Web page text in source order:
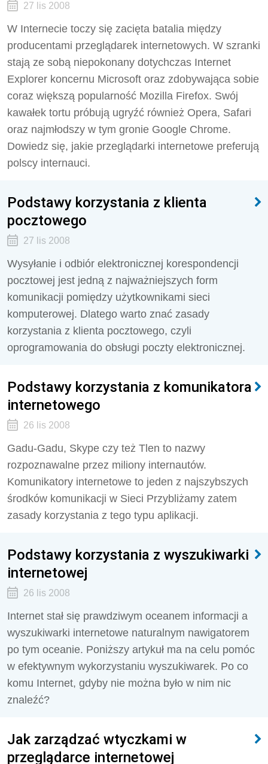
27 lis 2008
W Internecie toczy się zacięta batalia między
producentami przeglądarek internetowych. W szranki
stają ze sobą niepokonany dotychczas Internet
Explorer koncernu Microsoft oraz zdobywająca sobie
coraz większą popularność Mozilla Firefox. Swój
kawałek tortu próbują ugryźć również Opera, Safari
oraz najmłodszy w tym gronie Google Chrome.
Dowiedz się, jakie przeglądarki internetowe preferują
polscy internauci.
Podstawy korzystania z klienta
pocztowego
27 lis 2008
Wysyłanie i odbiór elektronicznej korespondencji
pocztowej jest jedną z najważniejszych form
komunikacji pomiędzy użytkownikami sieci
komputerowej. Dlatego warto znać zasady
korzystania z klienta pocztowego, czyli
oprogramowania do obsługi poczty elektronicznej.
Podstawy korzystania z komunikatora
internetowego
26 lis 2008
Gadu-Gadu, Skype czy też Tlen to nazwy
rozpoznawalne przez miliony internautów.
Komunikatory internetowe to jeden z najszybszych
środków komunikacji w Sieci Przybliżamy zatem
zasady korzystania z tego typu aplikacji.
Podstawy korzystania z wyszukiwarki
internetowej
26 lis 2008
Internet stał się prawdziwym oceanem informacji a
wyszukiwarki internetowe naturalnym nawigatorem
po tym oceanie. Poniższy artykuł ma na celu pomóc
w efektywnym wykorzystaniu wyszukiwarek. Po co
komu Internet, gdyby nie można było w nim nic
znaleźć?
Jak zarządzać wtyczkami w
przeglądarce internetowej